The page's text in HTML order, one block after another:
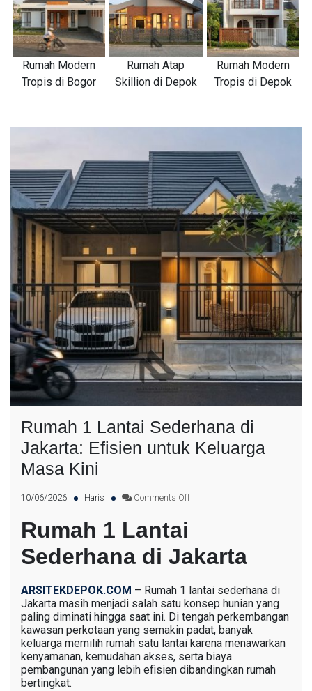
Rumah Modern
Tropis di Bogor
Rumah Atap
Skillion di Depok
Rumah Modern
Tropis di Depok
Rumah 1 Lantai Sederhana di
Jakarta: Efisien untuk Keluarga
Masa Kini
10/06/2026 Haris Comments Off
Rumah 1 Lantai
Sederhana di Jakarta
ARSITEKDEPOK.COM – Rumah 1 lantai sederhana di
Jakarta masih menjadi salah satu konsep hunian yang
paling diminati hingga saat ini. Di tengah perkembangan
kawasan perkotaan yang semakin padat, banyak
keluarga memilih rumah satu lantai karena menawarkan
kenyamanan, kemudahan akses, serta biaya
pembangunan yang lebih efisien dibandingkan rumah
bertingkat.